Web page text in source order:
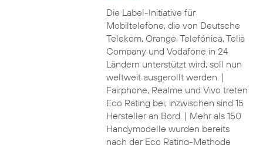
Die Label-Initiative für
Mobiltelefone, die von Deutsche
Telekom, Orange, Telefónica, Telia
Company und Vodafone in 24
Ländern unterstützt wird, soll nun
weltweit ausgerollt werden. |
Fairphone, Realme und Vivo treten
Eco Rating bei; inzwischen sind 15
Hersteller an Bord. | Mehr als 150
Handymodelle wurden bereits
nach der Eco Rating-Methode